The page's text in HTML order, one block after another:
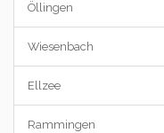
Öllingen
Wiesenbach
Ellzee
Rammingen